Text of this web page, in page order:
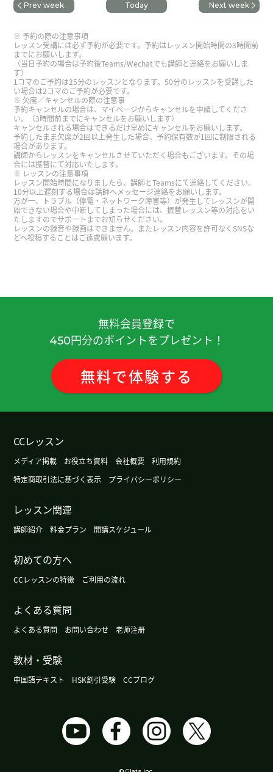
名大学的时候的第一志愿是学建筑，通过的是学机
械工程学。很有意思，mbti16型人格测试一定的程
度靠谱啊。( 50代 男性 )
USAKO老师，很高兴认识您！谢谢您细心地教我。
下次再见。( 20代 女性 )
非常感谢。我们期待再次见到您。这次我会修复视
频。
谢谢你的上课，和你上课非常开心。你教我“好好
吃”在不同声调下有不同的意思。下次见！( 男性 )
好久没见！跟你再次一起上课很开心。下次再见！
またよろしくお願いします。
谢谢USAKO老师的教导。我学到了很多东西。我们
期待再次见到您。
USAKO老师，隔了比较久，今天又能上老师的课
了，高兴极了！您这个新的发型真好❣️要比那位模特
更漂亮🌷 我总觉得您对世界的天线真棒，请您继续
谢谢您今天的课程。 我非常开心地上了课。 下次
见。( 60代 男性 )
谢谢您。下次见。
的事，我感觉很不好意思。 你工作上很有本事，而
且看起来很年经，所以有人嫉妒你。 精神上的压力
对身体不好。你照顾自己吧。
谢谢您，老师。今天的课非常开心了。下次见！
谢谢！！ ( 女性 )
看你的留言我学到了“刷题”和“套路”这两个词😁 下
次的考试一定要通过！ ( 50代 男性 )
Prev week Today Next week
予約の際の注意事項
レッスン受講には必ず予約が必要です。予約はレッスン開始時間の3時間前
までにお願いします。
（当日予約の場合は予約後Teams/Wechatでも講師と連絡をお願いしま
す）
1コマのご予約は25分のレッスンとなります。50分のレッスンを受講した
い場合は2コマのご予約が必要です。
欠席／キャンセルの際の注意事
予約キャンセルの場合は、マイページからキャンセルを申請してくださ
い。（3時間前までにキャンセルをお願いします）
キャンセルされる場合はできるだけ早めにキャンセルをお願いします。
予約したまま欠席が2回以上発生した場合、予約保有数が1回に制限される
場合があります。
講師からレッスンをキャンセルさせていただく場合もございます。その場
合には振替にて対応いたします。
レッスンの注意事項
レッスン開始時間になりましたら、講師とTeamsにて連絡してください。
10分以上遅刻する場合は講師へメッセージ連絡をお願いします。
万が一、トラブル（停電・ネットワーク障害等）が発生してレッスンが開
始できない場合や中断してしまった場合には、振替レッスン等の対応をい
たしますのでサポートまでお知らせください。
レッスンの録音や録画はできません。またレッスン内容を許可なくSNSな
どへ投稿することはご遠慮願います。
無料会員登録で
450円分のポイントをプレゼント！
無料で体験する
CCレッスン
メディア掲載 お役立ち資料 会社概要
利用規約
特定商取引法に基づく表示
プライバシーポリシー
レッスン関連
講師紹介 料金プラン 開講スケジュール
初めての方へ
CCレッスンの特徴 ご利用の流れ
よくある質問
よくある質問 お問い合わせ 老师注册
教材・受験
中国語テキスト HSK割引受験 CCブログ